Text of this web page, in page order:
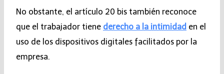
No obstante, el artículo 20 bis también reconoce
que el trabajador tiene derecho a la intimidad en el
uso de los dispositivos digitales facilitados por la
empresa.